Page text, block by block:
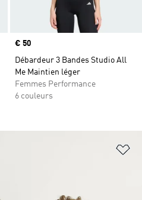
Prix
€ 50
Débardeur 3 Bandes Studio All
Me Maintien léger
Femmes Performance
6 couleurs